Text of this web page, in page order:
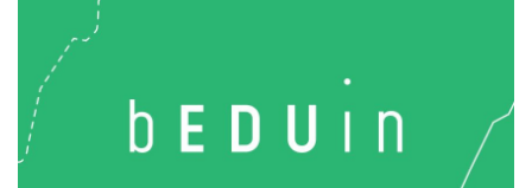
Pro zřizovatele
Kápézetka - průvodce pro zřizovatele